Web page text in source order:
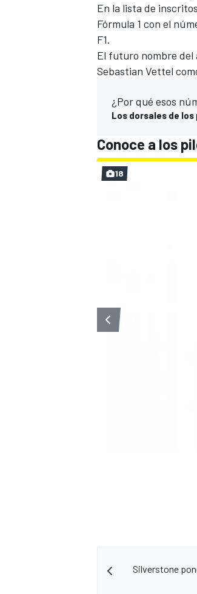
En la lista de
Fórmula 1 con el
F1.
El futuro nombre del
Sebastian Vettel
¿Por qué esos
Los dorsales de los
Conoce a los
18
Silverstone